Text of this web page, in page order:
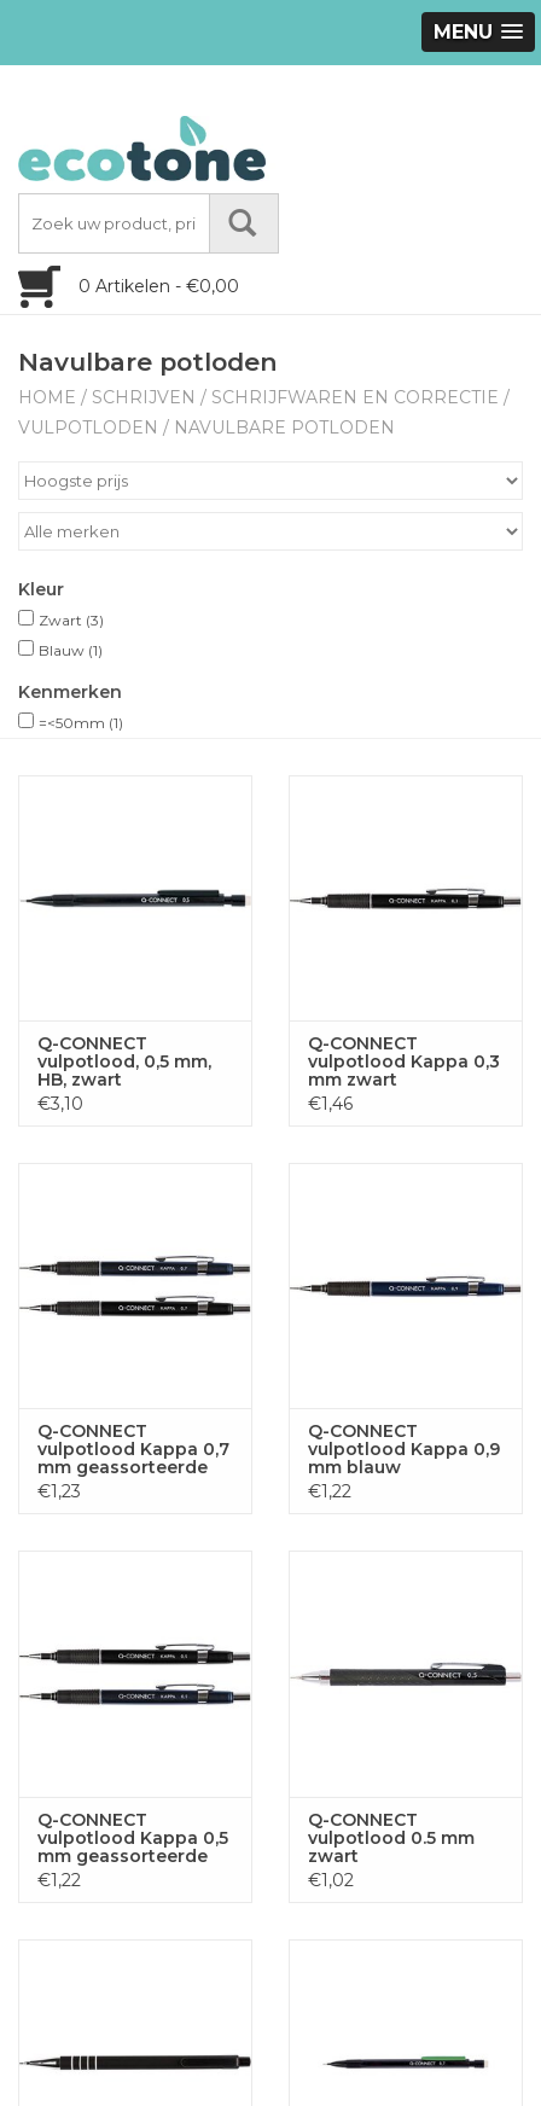
MENU
0 Artikelen - €0,00
Navulbare potloden
HOME / SCHRIJVEN / SCHRIJFWAREN EN CORRECTIE /
VULPOTLODEN / NAVULBARE POTLODEN
Kleur
Zwart (3)
Blauw (1)
Kenmerken
=<50mm (1)
Q-CONNECT
vulpotlood, 0,5 mm,
HB, zwart
€3,10
Q-CONNECT
vulpotlood Kappa 0,3
mm zwart
€1,46
Q-CONNECT
vulpotlood Kappa 0,7
mm geassorteerde
kleuren
€1,23
Q-CONNECT
vulpotlood Kappa 0,9
mm blauw
€1,22
Q-CONNECT
vulpotlood Kappa 0,5
mm geassorteerde
kleuren
€1,22
Q-CONNECT
vulpotlood 0.5 mm
zwart
€1,02